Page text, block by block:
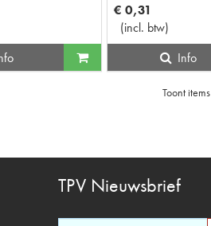
€ 0,31
(incl. btw)
Info
Toont items
TPV Nieuwsbrief